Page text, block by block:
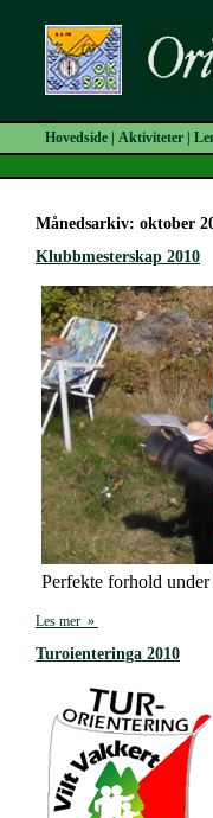
Hovedside Aktiviteter
Månedsarkiv: oktober
Klubbmesterskap 2010
Perfekte forhold under
Les mer »
Turoienteringa 2010